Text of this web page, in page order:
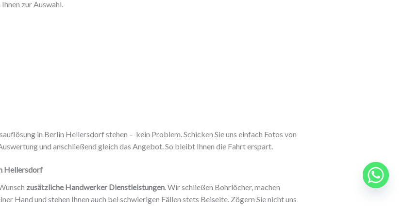
zur Auswahl.
in Berlin Hellersdorf stehen – kein Problem. Schicken Sie uns einfach Fotos von
und anschließend gleich das Angebot. So bleibt Ihnen die Fahrt erspart.
Hellersdorf
zusätzliche Handwerker Dienstleistungen. Wir schließen Bohrlöcher, machen
Hand und stehen Ihnen auch bei schwierigen Fällen stets Beiseite. Zögern Sie nicht uns